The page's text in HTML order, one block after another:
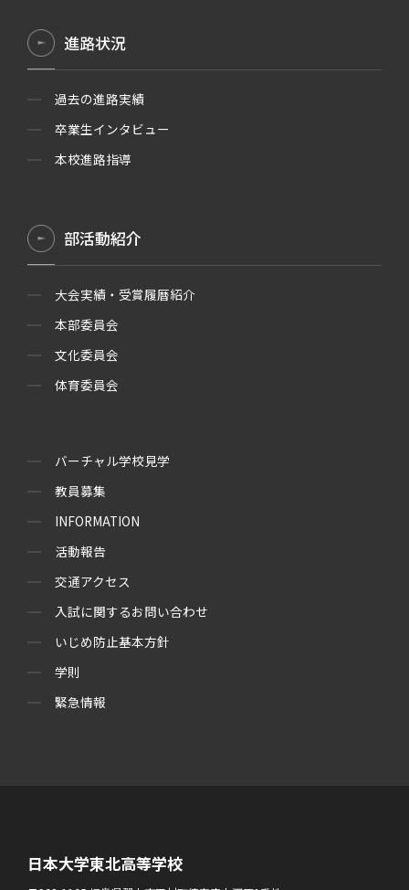
進路状況
過去の進路実績
卒業生インタビュー
本校進路指導
部活動紹介
大会実績・受賞履暦紹介
本部委員会
文化委員会
体育委員会
バーチャル学校見学
教員募集
INFORMATION
活動報告
交通アクセス
入試に関するお問い合わせ
いじめ防止基本方針
学則
緊急情報
日本大学東北高等学校